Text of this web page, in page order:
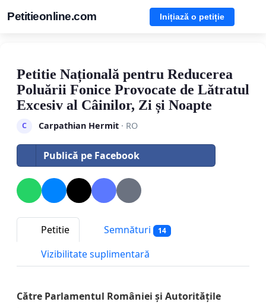
Petitieonline.com Inițiază o petiție
Petitie Națională pentru Reducerea
Poluării Fonice Provocate de Lătratul
Excesiv al Câinilor, Zi și Noapte
C Carpathian Hermit· RO
Publică pe Facebook
Petitie Semnături 14
Vizibilitate suplimentară
Către Parlamentul României și Autoritățile